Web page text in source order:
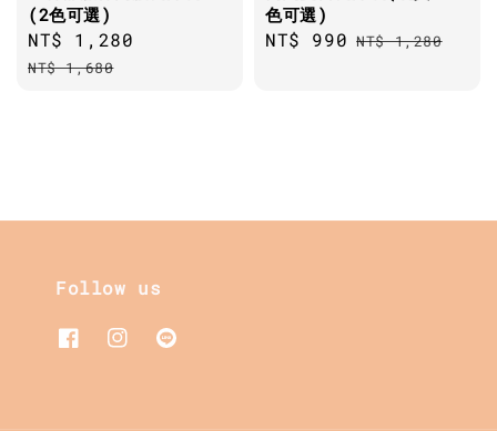
(2色可選)
Sale
price
NT$ 1,280
NT$ 1,680
色可選)
Sale
NT$ 990 Regular
NT$ 1,280
Follow us